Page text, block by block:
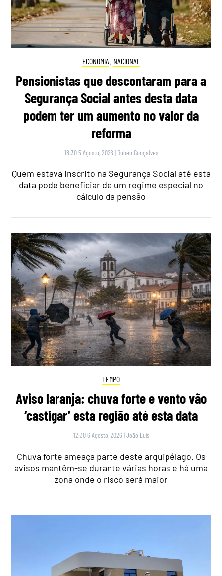
ECONOMIA , NACIONAL
Pensionistas que descontaram para a
Segurança Social antes desta data
podem ter um aumento no valor da
reforma
18:30 5 Agosto, 2026 | Rubén Gonçalves
Quem estava inscrito na Segurança Social até esta
data pode beneficiar de um regime especial no
cálculo da pensão
TEMPO
Aviso laranja: chuva forte e vento vão
‘castigar’ esta região até esta data
12:30 6 Agosto, 2026 |João Luís
Chuva forte ameaça parte deste arquipélago. Os
avisos mantêm-se durante várias horas e há uma
zona onde o risco será maior